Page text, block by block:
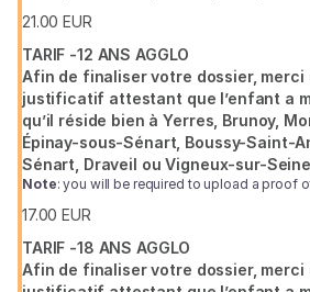
21.00 EUR
TARIF -12 ANS AGGLO
Afin de finaliser votre dossier, merci
justificatif attestant que l’enfant a
qu’il réside bien à Yerres, Brunoy,
Épinay-sous-Sénart, Boussy-Saint-
Sénart, Draveil ou Vigneux-sur-
Note: you will be required to upload a proof
17.00 EUR
TARIF -18 ANS AGGLO
Afin de finaliser votre dossier, merci